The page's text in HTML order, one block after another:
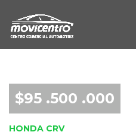
$95 .500 .000
HONDA CRV